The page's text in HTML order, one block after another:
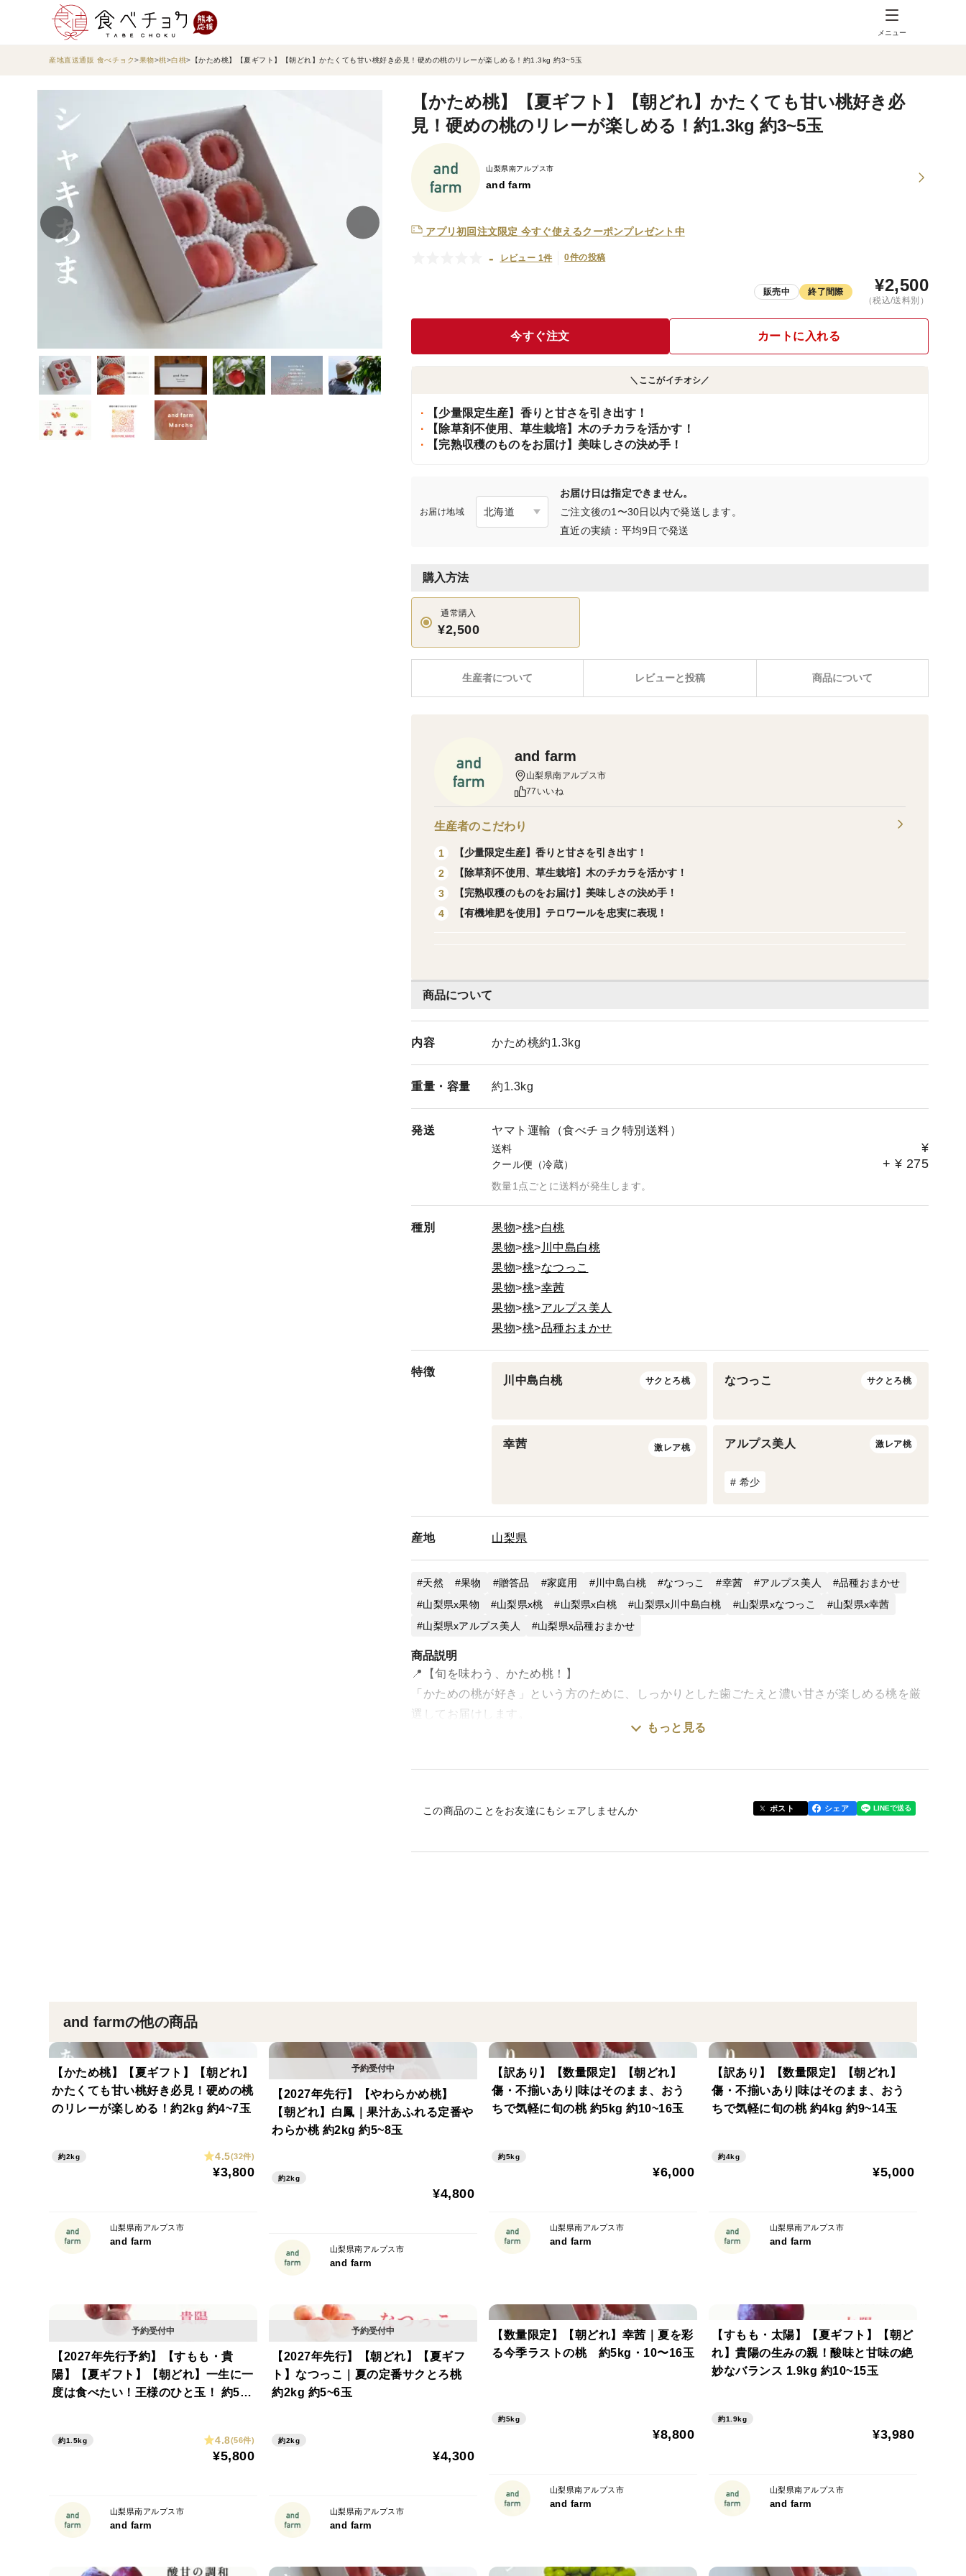
メニュー
産地直送通販 食べチョク 果物 桃 白桃 【かため桃】【夏ギフト】【朝どれ】かたくても甘い桃好き必見！硬めの桃のリレーが楽しめる！約1.3kg 約3~5玉
【かため桃】【夏ギフト】【朝どれ】かたくても甘い桃好き必
見！硬めの桃のリレーが楽しめる！約1.3kg 約3~5玉
山梨県南アルプス市
and farm
アプリ初回注文限定 今すぐ使えるクーポンプレゼント中
- レビュー 1件 0件の投稿
販売中 終了間際 ¥2,500
（税込/送料別）
今すぐ注文 カートに入れる
＼ここがイチオシ／
【少量限定生産】香りと甘さを引き出す！
【除草剤不使用、草生栽培】木のチカラを活かす！
【完熟収穫のものをお届け】美味しさの決め手！
お届け地域
お届け日は指定できません。
ご注文後の1〜30日以内で発送します。
直近の実績：平均9日で発送
購入方法
通常購入
¥2,500
レビューと投稿 商品について
生産者について
商品について
内容 かため桃約1.3kg
重量・ 容量 約1.3kg
発送 ヤマト運輸（食べチョク特別送料）
送料 ¥
クール便（冷蔵） + ¥ 275
数量1点ごとに送料が発生します。
種別 果物 桃
白桃
果物
桃
川中島白桃
果物
桃
なつっこ
果物
桃 幸茜
果物
桃
アルプス美人
果物
桃 品種おまかせ
特徴
川中島白桃 サクとろ桃 なつっこ サクとろ桃
幸茜 激レア桃 アルプス美人 激レア桃
# 希少
産地 山梨県
天然 果物 贈答品 家庭用 川中島白桃 なつっこ 幸茜 アルプス美人
品種おまかせ
山梨県x果物
山梨県x桃 山梨県x白桃 山梨県x川中島白桃 山梨県xなつっこ
山梨県x幸茜
山梨県xアルプス美人
山梨県x品種おまかせ
商品説明
📍【旬を味わう、かため桃！】
「かための桃が好き」という方のために、しっかりとした歯ごたえと濃い甘さが楽しめる桃を厳
選してお届けします。
その時期にいちばん美味しく実る“食べ頃のかため桃”を、朝どれの新鮮な状態で産地直送。
•桃は“かため派！”という方
•追熟による食感の変化も含めて、桃をじっくり味わいたい方
約2kg（約4〜7玉）
約4kg（約8〜14玉）
•発送時期：7月上旬～8月下旬まで、収穫状況に応じて順次発送
•配送方法：冷蔵
🧊【保存・お召し上がり方】
届いた桃は、常温または冷蔵庫で保存できます。
かための食感を楽しみたい場合は、冷蔵庫で保存すると食感がキープされやすくなります。
し上がりください。
もっと見る
この商品のことをお友達にもシェアしませんか ポスト シェア
and farm
山梨県南アルプス市
77いいね
生産者のこだわり
1
【少量限定生産】香りと甘さを引き出す！
2
【除草剤不使用、草生栽培】木のチカラを活かす！
3
【完熟収穫のものをお届け】美味しさの決め手！
4
【有機堆肥を使用】テロワールを忠実に表現！
and farmの他の商品
【かため桃】【夏ギフト】【朝どれ】
かたくても甘い桃好き必見！硬めの桃
のリレーが楽しめる！約2kg 約4~7玉
約2kg 4.5(32件)
¥3,800
山梨県南アルプス市
and farm
【2027年先行】【やわらかめ桃】
【朝どれ】白鳳｜果汁あふれる定番や
わらか桃 約2kg 約5~8玉
約2kg
¥4,800
山梨県南アルプス市
and farm
【訳あり】【数量限定】【朝どれ】
傷・不揃いあり|味はそのまま、おう
ちで気軽に旬の桃 約5kg 約10~16玉
約5kg
¥6,000
山梨県南アルプス市
and farm
【訳あり】【数量限定】【朝どれ】
傷・不揃いあり|味はそのまま、おう
ちで気軽に旬の桃 約4kg 約9~14玉
約4kg
¥5,000
山梨県南アルプス市
and farm
【2027年先行予約】【すもも・貴
陽】【夏ギフト】【朝どれ】一生に一
度は食べたい！王様のひと玉！ 約5~9
約1.5kg 4.8(56件)
¥5,800
山梨県南アルプス市
and farm
【2027年先行】【朝どれ】【夏ギフ
ト】なつっこ｜夏の定番サクとろ桃
約2kg 約5~6玉
約2kg
¥4,300
山梨県南アルプス市
and farm
【数量限定】【朝どれ】幸茜｜夏を彩
る今季ラストの桃 約5kg・10〜16玉
約5kg
¥8,800
山梨県南アルプス市
and farm
【すもも・太陽】【夏ギフト】【朝ど
れ】貴陽の生みの親！酸味と甘味の絶
妙なバランス 1.9kg 約10~15玉
約1.9kg
¥3,980
山梨県南アルプス市
and farm